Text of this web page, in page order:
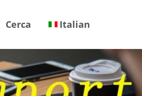
Cerca Italian